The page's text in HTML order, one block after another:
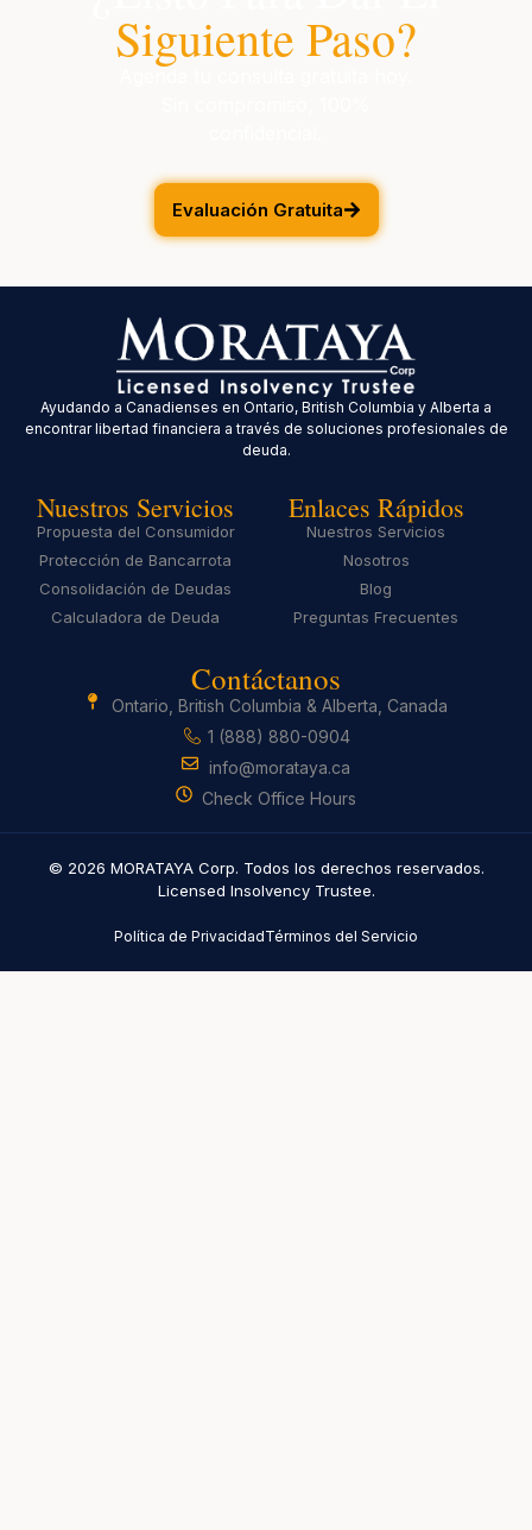
Siguiente Paso?
Evaluación Gratuita
Ayudando a Canadienses en Ontario, British Columbia y Alberta a
encontrar libertad financiera a través de soluciones profesionales de
deuda.
Nuestros Servicios
Propuesta del Consumidor
Protección de Bancarrota
Consolidación de Deudas
Calculadora de Deuda
Enlaces Rápidos
Nuestros Servicios
Nosotros
Blog
Preguntas Frecuentes
Contáctanos
Ontario, British Columbia & Alberta, Canada
1 (888) 880-0904
info@morataya.ca
Check Office Hours
© 2026 MORATAYA Corp. Todos los derechos reservados.
Licensed Insolvency Trustee.
Política de PrivacidadTérminos del Servicio